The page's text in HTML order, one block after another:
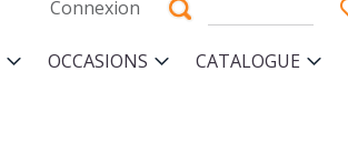
Connexion
OCCASIONS CATALOGUE